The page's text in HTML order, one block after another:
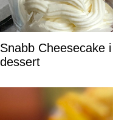
Snabb Cheesecake
dessert